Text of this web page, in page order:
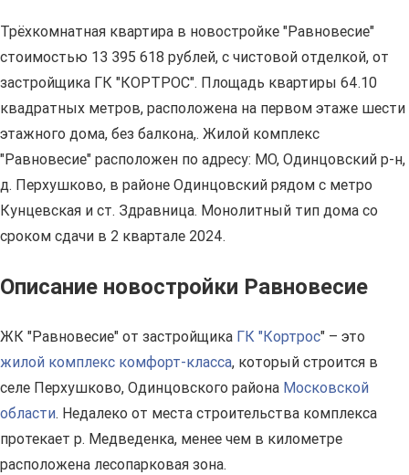
Трёхкомнатная квартира в новостройке "Равновесие"
стоимостью 13 395 618 рублей, с чистовой отделкой, от
застройщика ГК "КОРТРОС". Площадь квартиры 64.10
квадратных метров, расположена на первом этаже шести
этажного дома, без балкона,. Жилой комплекс
"Равновесие" расположен по адресу: МО, Одинцовский р-н,
д. Перхушково, в районе Одинцовский рядом с метро
Кунцевская и ст. Здравница. Монолитный тип дома со
сроком сдачи в 2 квартале 2024.
Описание новостройки Равновесие
ЖК "Равновесие" от застройщика ГК "Кортрос" – это
жилой комплекс комфорт-класса, который строится в
селе Перхушково, Одинцовского района Московской
области. Недалеко от места строительства комплекса
протекает р. Медведенка, менее чем в километре
расположена лесопарковая зона.